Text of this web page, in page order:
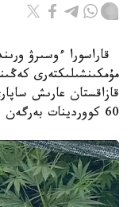
قاراسورا ءوسىرۋ
مۇمكىنشىلىكتەرى
قازاقستان عارىش
60 كووردينات بەرگەن ەكەن.